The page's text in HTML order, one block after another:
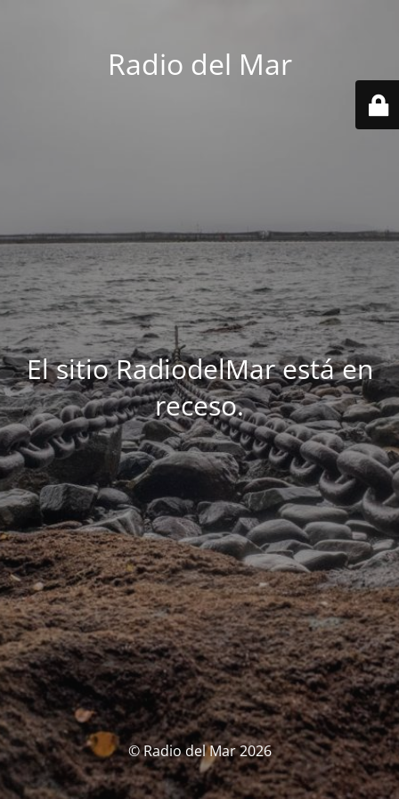
Radio del Mar
El sitio RadiodelMar está en
receso.
© Radio del Mar 2026